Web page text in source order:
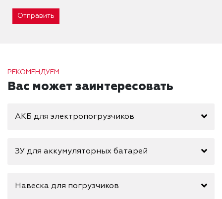
Отправить
РЕКОМЕНДУЕМ
Вас может заинтересовать
АКБ для электропогрузчиков
ЗУ для аккумуляторных батарей
Навеска для погрузчиков